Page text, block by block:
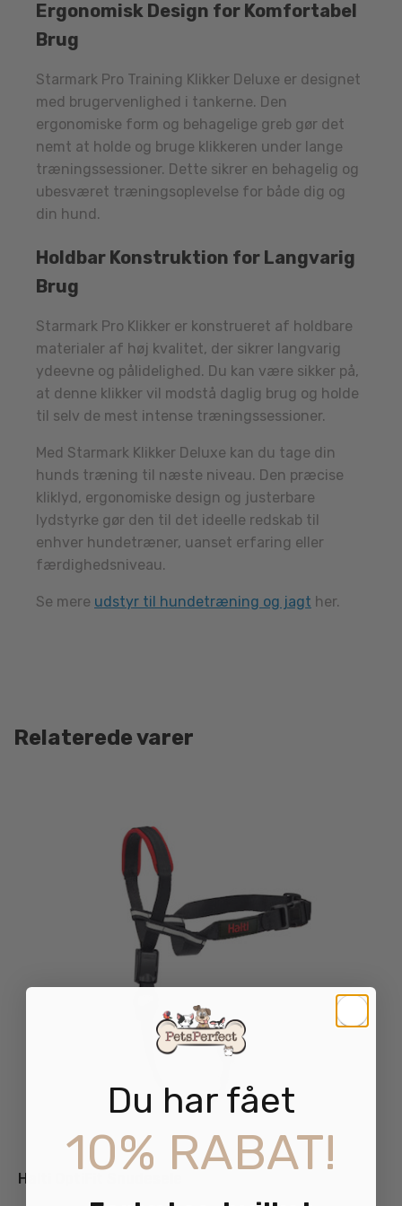
Ergonomisk Design for Komfortabel
Brug
Starmark Pro Training Klikker Deluxe er designet
med brugervenlighed i tankerne. Den
ergonomiske form og behagelige greb gør det
nemt at holde og bruge klikkeren under lange
træningssessioner. Dette sikrer en behagelig og
ubesværet træningsoplevelse for både dig og
din hund.
Holdbar Konstruktion for Langvarig
Brug
Starmark Pro Klikker er konstrueret af holdbare
materialer af høj kvalitet, der sikrer langvarig
ydeevne og pålidelighed. Du kan være sikker på,
at denne klikker vil modstå daglig brug og holde
til selv de mest intense træningssessioner.
Med Starmark Klikker Deluxe kan du tage din
hunds træning til næste niveau. Den præcise
kliklyd, ergonomiske design og justerbare
lydstyrke gør den til det ideelle redskab til
enhver hundetræner, uanset erfaring eller
færdighedsniveau.
Se mere udstyr til hundetræning og jagt her.
Relaterede varer
Halti OptiFit Snudesele
Du har fået
10% RABAT!